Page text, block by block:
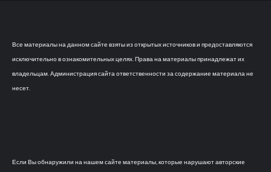
Все материалы на данном сайте взяты из открытых источников и предоставляются
исключительно в ознакомительных целях. Права на материалы принадлежат их
владельцам. Администрация сайта ответственности за содержание материала не
несет.
Если Вы обнаружили на нашем сайте материалы, которые нарушают авторские